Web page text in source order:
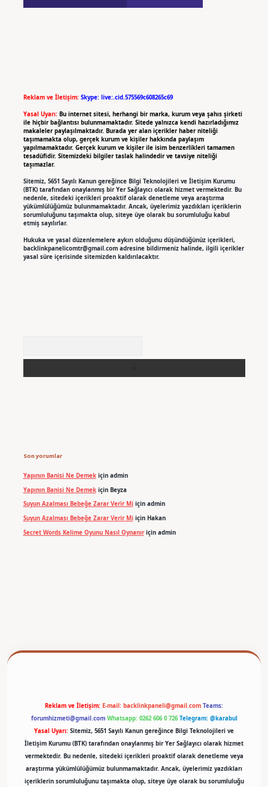
Reklam ve İletişim: Skype: live:.cid.575569c608265c69
Yasal Uyarı: Bu internet sitesi, herhangi bir marka, kurum veya şahıs şirketi
ile hiçbir bağlantısı bulunmamaktadır. Sitede yalnızca kendi hazırladığımız
makaleler paylaşılmaktadır. Burada yer alan içerikler haber niteliği
taşımamakta olup, gerçek kurum ve kişiler hakkında paylaşım
yapılmamaktadır. Gerçek kurum ve kişiler ile isim benzerlikleri tamamen
tesadüfidir. Sitemizdeki bilgiler taslak halindedir ve tavsiye niteliği
taşımazlar.
Sitemiz, 5651 Sayılı Kanun gereğince Bilgi Teknolojileri ve İletişim Kurumu
(BTK) tarafından onaylanmış bir Yer Sağlayıcı olarak hizmet vermektedir. Bu
nedenle, sitedeki içerikleri proaktif olarak denetleme veya araştırma
yükümlülüğümüz bulunmamaktadır. Ancak, üyelerimiz yazdıkları içeriklerin
sorumluluğunu taşımakta olup, siteye üye olarak bu sorumluluğu kabul
etmiş sayılırlar.
Hukuka ve yasal düzenlemelere aykırı olduğunu düşündüğünüz içerikleri,
backlinkpanelicomtr@gmail.comadresine bildirmeniz halinde, ilgili içerikler
yasal süre içerisinde sitemizden kaldırılacaktır.
Son yorumlar
Yapının Banisi Ne Demekiçin admin
Yapının Banisi Ne Demekiçin Beyza
Suyun Azalması Bebeğe Zarar Verir Miiçin admin
Suyun Azalması Bebeğe Zarar Verir Miiçin Hakan
Secret Words Kelime Oyunu Nasıl Oynanıriçin admin
Reklam ve İletişim: E-mail: backlinkpaneli@gmail.com Teams:
forumhizmeti@gmail.com Whatsapp: 0262 606 0 726 Telegram: @karabul
Yasal Uyarı: Sitemiz, 5651 Sayılı Kanun gereğince Bilgi Teknolojileri ve
İletişim Kurumu (BTK) tarafından onaylanmış bir Yer Sağlayıcı olarak hizmet
vermektedir. Bu nedenle, sitedeki içerikleri proaktif olarak denetleme veya
araştırma yükümlülüğümüz bulunmamaktadır. Ancak, üyelerimiz yazdıkları
içeriklerin sorumluluğunu taşımakta olup, siteye üye olarak bu sorumluluğu